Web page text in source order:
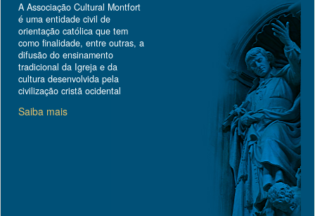
A Associação Cultural Montfort
é uma entidade civil de
orientação católica que tem
como finalidade, entre outras, a
difusão do ensinamento
tradicional da Igreja e da
cultura desenvolvida pela
civilização cristã ocidental
Saiba mais